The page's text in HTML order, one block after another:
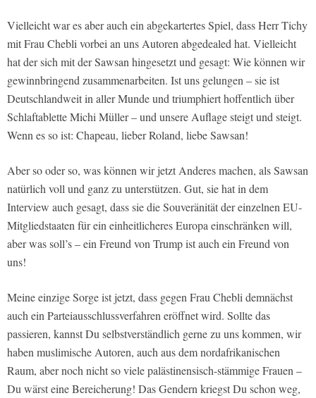
Vielleicht war es aber auch ein abgekartertes Spiel, dass Herr Tichy
mit Frau Chebli vorbei an uns Autoren abgedealed hat. Vielleicht
hat der sich mit der Sawsan hingesetzt und gesagt: Wie können wir
gewinnbringend zusammenarbeiten. Ist uns gelungen – sie ist
Deutschlandweit in aller Munde und triumphiert hoffentlich über
Schlaftablette Michi Müller – und unsere Auflage steigt und steigt.
Wenn es so ist: Chapeau, lieber Roland, liebe Sawsan!
Aber so oder so, was können wir jetzt Anderes machen, als Sawsan
natürlich voll und ganz zu unterstützen. Gut, sie hat in dem
Interview auch gesagt, dass sie die Souveränität der einzelnen EU-
Mitgliedstaaten für ein einheitlicheres Europa einschränken will,
aber was soll’s – ein Freund von Trump ist auch ein Freund von
uns!
Meine einzige Sorge ist jetzt, dass gegen Frau Chebli demnächst
auch ein Parteiausschlussverfahren eröffnet wird. Sollte das
passieren, kannst Du selbstverständlich gerne zu uns kommen, wir
haben muslimische Autoren, auch aus dem nordafrikanischen
Raum, aber noch nicht so viele palästinensisch-stämmige Frauen –
Du wärst eine Bereicherung! Das Gendern kriegst Du schon weg,